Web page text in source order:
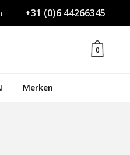
+31 (0)6 44266345
0
Merken